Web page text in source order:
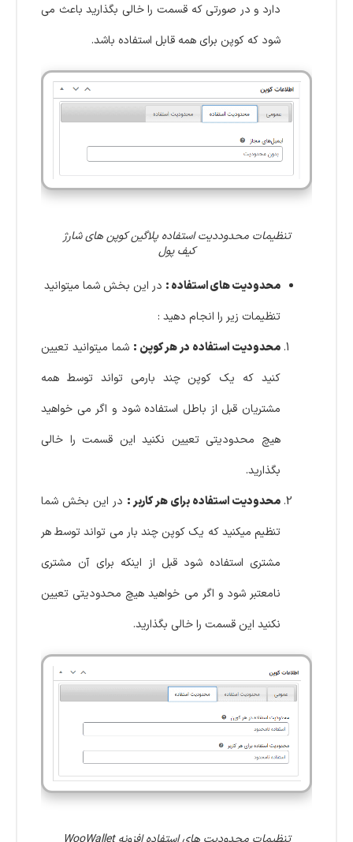
دارد و در صورتی که قسمت را خالی بگذارید باعث می
شود که کوپن برای همه قابل استفاده باشد.
تنظیمات محدوددیت استفاده پلاگین کوپن های شارژ
کیف پول
محدودیت های استفاده : در این بخش شما میتوانید
تنظیمات زیر را انجام دهید :
محدودیت استفاده در هر کوپن : شما میتوانید تعیین
کنید که یک کوپن چند بارمی تواند توسط همه
مشتریان قبل از باطل استفاده شود و اگر می خواهید
هیچ محدودیتی تعیین نکنید این قسمت را خالی
بگذارید.
محدودیت استفاده برای هر کاربر : در این بخش شما
تنظیم میکنید که یک کوپن چند بار می تواند توسط هر
مشتری استفاده شود قبل از اینکه برای آن مشتری
نامعتبر شود و اگر می خواهید هیچ محدودیتی تعیین
نکنید این قسمت را خالی بگذارید.